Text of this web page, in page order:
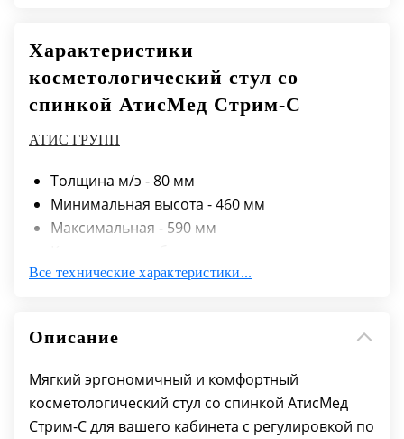
Характеристики
косметологический стул со
спинкой АтисМед Стрим-С
АТИС ГРУПП
Толщина м/э - 80 мм
Минимальная высота - 460 мм
Максимальная - 590 мм
прорезиненными колесами
Все технические характеристики...
Описание
Мягкий эргономичный и комфортный
косметологический стул со спинкой АтисМед
Стрим-С для вашего кабинета с регулировкой по